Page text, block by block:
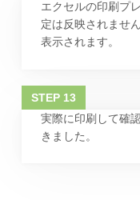
エクセルの印刷プ
定は反映されませ
表示されます。
実際に印刷して確
きました。